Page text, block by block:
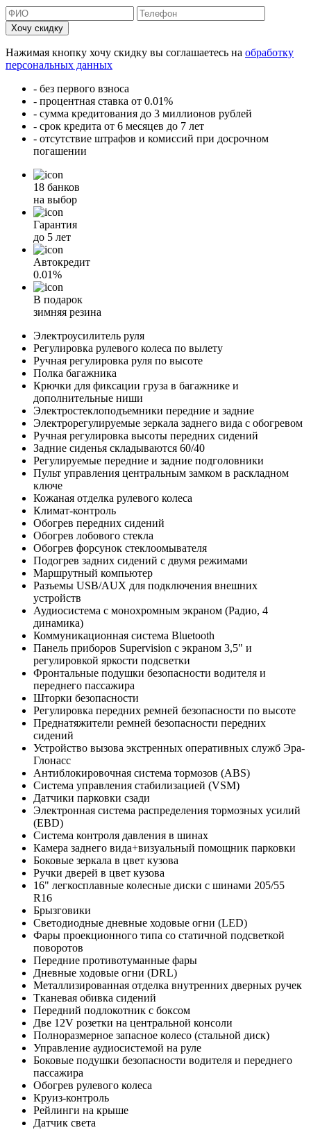
Хочу скидку
Нажимая кнопку хочу скидку вы соглашаетесь на обработку
персональных данных
- без первого взноса
- процентная ставка от 0.01%
- сумма кредитования до 3 миллионов рублей
- срок кредита от 6 месяцев до 7 лет
- отсутствие штрафов и комиссий при досрочном
погашении
18 банков
на выбор
Гарантия
до 5 лет
Автокредит
0.01%
В подарок
зимняя резина
Электроусилитель руля
Регулировка рулевого колеса по вылету
Ручная регулировка руля по высоте
Полка багажника
Крючки для фиксации груза в багажнике и
дополнительные ниши
Электростеклоподъемники передние и задние
Электрорегулируемые зеркала заднего вида с обогревом
Ручная регулировка высоты передних сидений
Задние сиденья складываются 60/40
Регулируемые передние и задние подголовники
Пульт управления центральным замком в раскладном
ключе
Кожаная отделка рулевого колеса
Климат-контроль
Обогрев передних сидений
Обогрев лобового стекла
Обогрев форсунок стеклоомывателя
Подогрев задних сидений с двумя режимами
Маршрутный компьютер
Разъемы USB/AUX для подключения внешних
устройств
Аудиосистема с монохромным экраном (Радио, 4
динамика)
Коммуникационная система Bluetooth
Панель приборов Supervision с экраном 3,5" и
регулировкой яркости подсветки
Фронтальные подушки безопасности водителя и
переднего пассажира
Шторки безопасности
Регулировка передних ремней безопасности по высоте
Преднатяжители ремней безопасности передних
сидений
Устройство вызова экстренных оперативных служб Эра-
Глонасс
Антиблокировочная система тормозов (ABS)
Система управления стабилизацией (VSM)
Датчики парковки сзади
Электронная система распределения тормозных усилий
(EBD)
Система контроля давления в шинах
Камера заднего вида+визуальный помощник парковки
Боковые зеркала в цвет кузова
Ручки дверей в цвет кузова
16" легкосплавные колесные диски с шинами 205/55
R16
Брызговики
Светодиодные дневные ходовые огни (LED)
Фары проекционного типа со статичной подсветкой
поворотов
Передние противотуманные фары
Дневные ходовые огни (DRL)
Металлизированная отделка внутренних дверных ручек
Тканевая обивка сидений
Передний подлокотник с боксом
Две 12V розетки на центральной консоли
Полноразмерное запасное колесо (стальной диск)
Управление аудиосистемой на руле
Боковые подушки безопасности водителя и переднего
пассажира
Обогрев рулевого колеса
Круиз-контроль
Рейлинги на крыше
Датчик света